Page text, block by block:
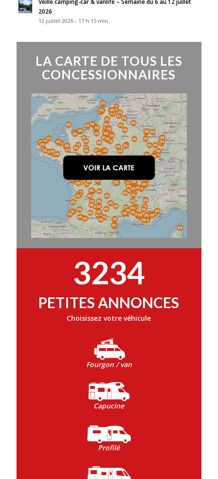
2026
12 juillet 2026 - 17 h 15 min
LA CARTE DE TOUS LES
CONCESSIONNAIRES
3234
PETITES ANNONCES
Choisissez votre véhicule
Fourgon / van
Capucine
Profilé